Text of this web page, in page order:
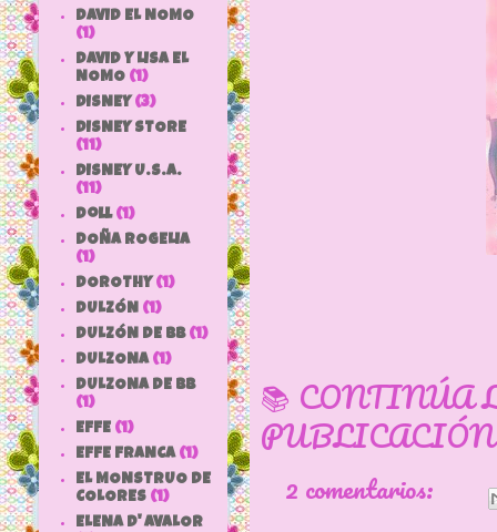
📚 CONTINÚA
2 comentarios:
DAVID EL NOMO
(1)
DAVID Y LISA EL
NOMO (1)
DISNEY (3)
DISNEY STORE
(11)
DISNEY U.S.A.
(11)
doll (1)
DOÑA ROGELIA
(1)
DOROTHY (1)
DULZÓN (1)
DULZÓN DE BB (1)
DULZONA (1)
DULZONA DE BB
(1)
EFFE (1)
EFFE FRANCA (1)
EL MONSTRUO DE
COLORES (1)
ELENA D' AVALOR